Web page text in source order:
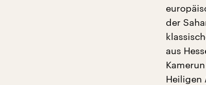
der
aus
Heiligen